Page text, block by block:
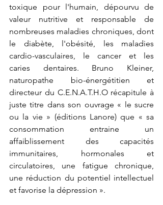
toxique pour l'humain, dépourvu de
valeur nutritive et responsable de
nombreuses maladies chroniques, dont
le diabète, l'obésité, les maladies
cardio-vasculaires, le cancer et les
caries dentaires. Bruno Kleiner,
naturopathe bio-énergétitien et
directeur du C.E.N.A.T.H.O récapitule à
juste titre dans son ouvrage « le sucre
ou la vie » (éditions Lanore) que « sa
consommation entraine un
affaiblissement des capacités
immunitaires, hormonales et
circulatoires, une fatigue chronique,
une réduction du potentiel intellectuel
et favorise la dépression ».​